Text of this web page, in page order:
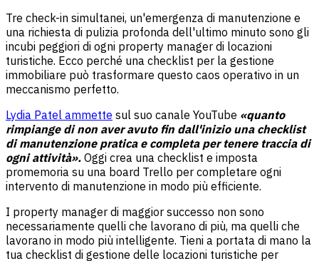
Tre check-in simultanei, un'emergenza di manutenzione e
una richiesta di pulizia profonda dell'ultimo minuto sono gli
incubi peggiori di ogni property manager di locazioni
turistiche. Ecco perché una checklist per la gestione
immobiliare può trasformare questo caos operativo in un
meccanismo perfetto.
Lydia Patel ammette sul suo canale YouTube «quanto
rimpiange di non aver avuto fin dall'inizio una checklist
di manutenzione pratica e completa per tenere traccia di
ogni attività». Oggi crea una checklist e imposta
promemoria su una board Trello per completare ogni
intervento di manutenzione in modo più efficiente.
I property manager di maggior successo non sono
necessariamente quelli che lavorano di più, ma quelli che
lavorano in modo più intelligente. Tieni a portata di mano la
tua checklist di gestione delle locazioni turistiche per